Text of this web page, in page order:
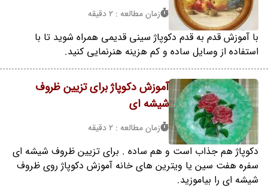
زمان مطالعه : 2 دقیقه
با آموزش قدم به قدم دکوپاژ سینی قدیمی همراه شوید تا با
استفاده از وسایل ساده و کم هزینه هنرنمایی کنید.
آموزش دکوپاژ برای تزیین ظروف
شیشه ای
زمان مطالعه : 2 دقیقه
دکوپاژ هم جذاب است و هم ساده . برای تزیین ظروف شیشه ای
سفره هفت سین یا ویترین های خانه آموزش دکوپاژ روی ظروف
شیشه ای را بیاموزید.